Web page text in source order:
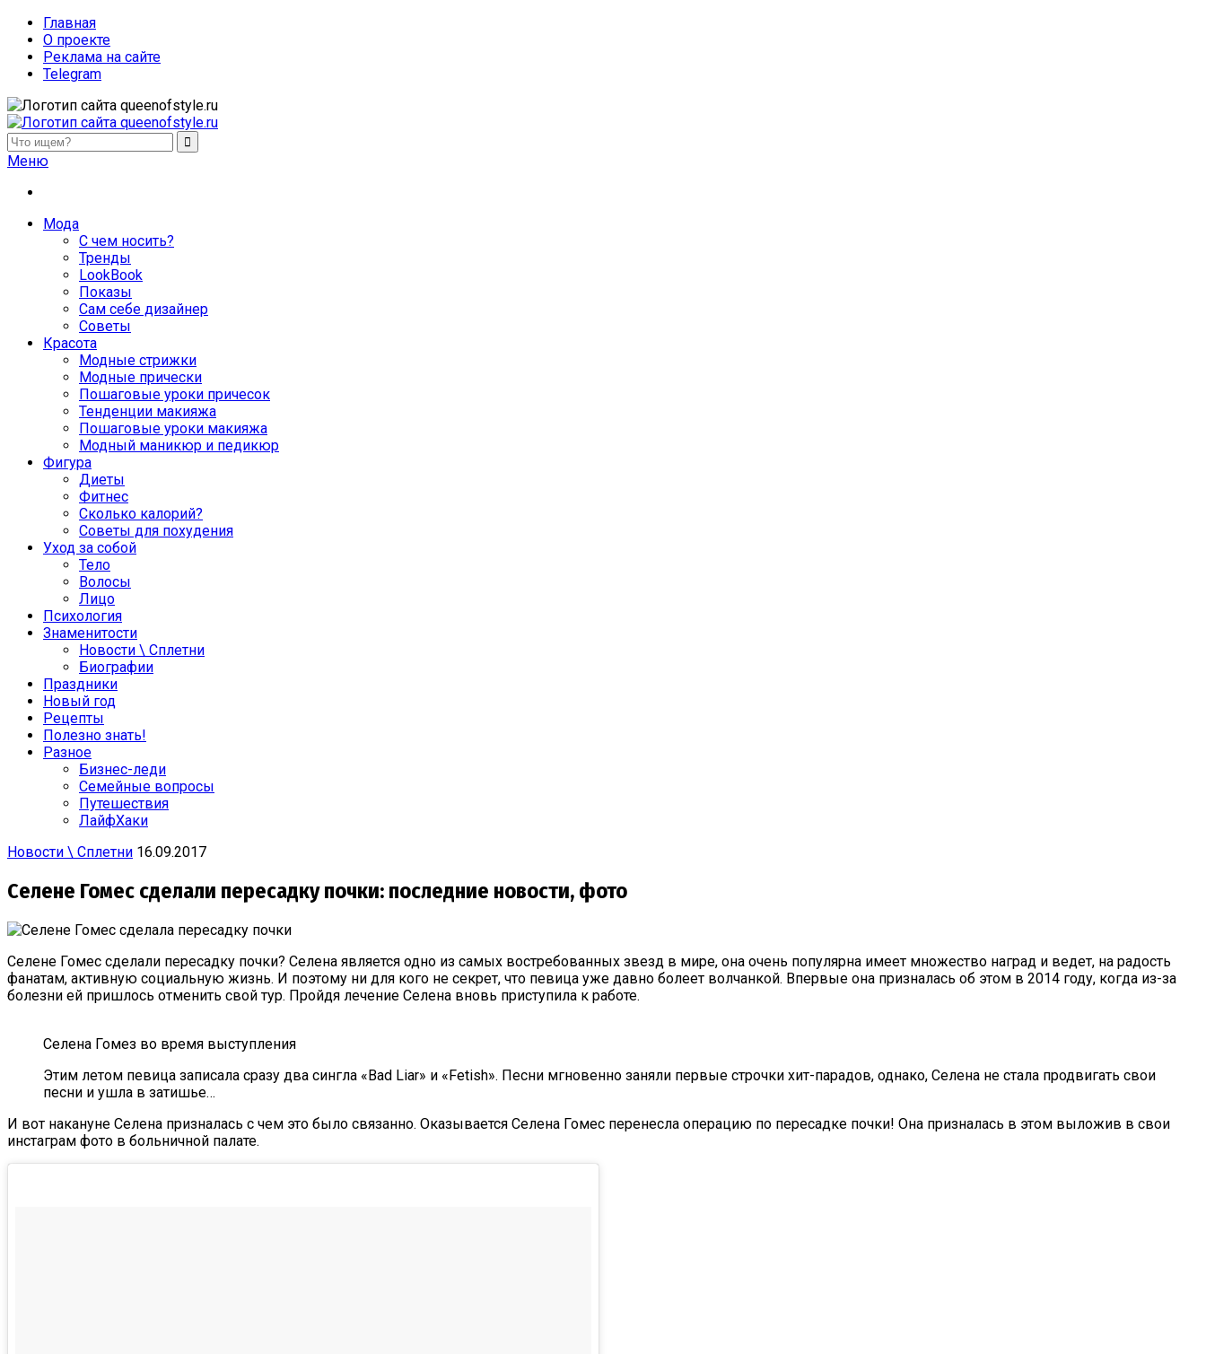
Главная
О проекте
Реклама на сайте
Telegram
queenofstyle.ru
Женский сайт о моде и красоте. Истории преображения и похудения, отзывы о процедурах и косметике
Меню
Мода
С чем носить?
Тренды
LookBook
Показы
Сам себе дизайнер
Советы
Красота
Модные стрижки
Модные прически
Пошаговые уроки причесок
Тенденции макияжа
Пошаговые уроки макияжа
Модный маникюр и педикюр
Фигура
Диеты
Фитнес
Сколько калорий?
Советы для похудения
Уход за собой
Тело
Волосы
Лицо
Психология
Знаменитости
Новости \ Сплетни
Биографии
Праздники
Новый год
Рецепты
Полезно знать!
Разное
Бизнес-леди
Семейные вопросы
Путешествия
ЛайфХаки
Новости \ Сплетни 16.09.2017
Селене Гомес сделали пересадку почки: последние новости, фото
Селене Гомес сделали пересадку почки? Селена является одно из самых востребованных звезд в мире, она очень популярна имеет множество наград и ведет, на радость
фанатам, активную социальную жизнь. И поэтому ни для кого не секрет, что певица уже давно болеет волчанкой. Впервые она призналась об этом в 2014 году, когда из-за
болезни ей пришлось отменить свой тур. Пройдя лечение Селена вновь приступила к работе.
Селена Гомез во время выступления
Этим летом певица записала сразу два сингла «Bad Liar» и «Fetish». Песни мгновенно заняли первые строчки хит-парадов, однако, Селена не стала продвигать свои
песни и ушла в затишье…
И вот накануне Селена призналась с чем это было связанно. Оказывается Селена Гомес перенесла операцию по пересадке почки! Она призналась в этом выложив в свои
инстаграм фото в больничной палате.